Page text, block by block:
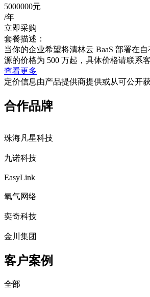
5000000元
/年
立即采购
套餐描述：
当你的企业希望将清林云 BaaS 部署在
源的价格为 500 万起，具体价格请联系
查看更多
定价信息由产品提供商提供或从可公开
合作品牌
珠海凡星科技
九诺科技
EasyLink
氧气网络
奕奇科技
金川集团
客户案例
全部